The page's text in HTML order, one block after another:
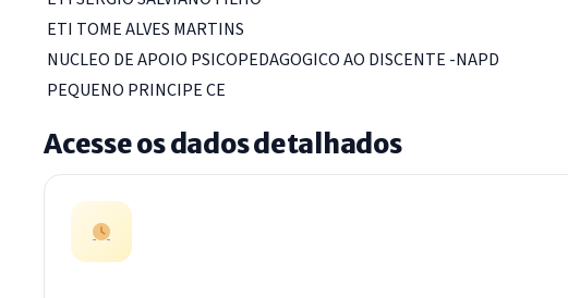
ETI TOME ALVES MARTINS
NUCLEO DE APOIO PSICOPEDAGOGICO AO DISCENTE -NAPD
PEQUENO PRINCIPE CE
Acesse os dados detalhados